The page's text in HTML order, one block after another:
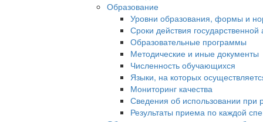
Образование
Уровни образования, формы и
Сроки действия
Образовательные программы
Методические и иные документы
Численность обучающихся
Языки, на которых
Мониторинг качества
Сведения об использовании при
Результаты приема по каждой